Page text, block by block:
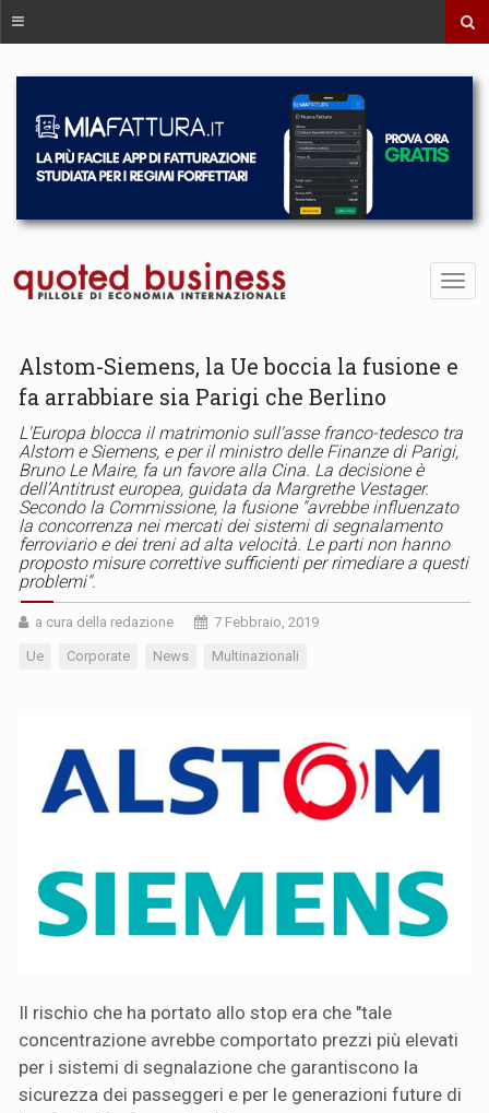
Alstom-Siemens, la Ue boccia la fusione e
fa arrabbiare sia Parigi che Berlino
L'Europa blocca il matrimonio sull'asse franco-tedesco tra
Alstom e Siemens, e per il ministro delle Finanze di Parigi,
Bruno Le Maire, fa un favore alla Cina. La decisione è
dell’Antitrust europea, guidata da Margrethe Vestager.
Secondo la Commissione, la fusione "avrebbe influenzato
la concorrenza nei mercati dei sistemi di segnalamento
ferroviario e dei treni ad alta velocità. Le parti non hanno
proposto misure correttive sufficienti per rimediare a questi
problemi".
a cura della redazione 7 Febbraio, 2019
Ue Corporate News Multinazionali
Il rischio che ha portato allo stop era che "tale
concentrazione avrebbe comportato prezzi più elevati
per i sistemi di segnalazione che garantiscono la
sicurezza dei passeggeri e per le generazioni future di